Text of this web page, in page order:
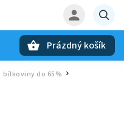
Prázdný košík
bílkoviny do 65% /